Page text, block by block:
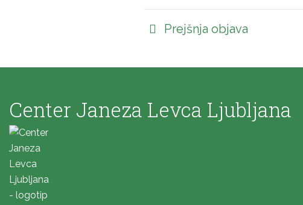
Prejšnja objava
Center Janeza Levca Ljubljana